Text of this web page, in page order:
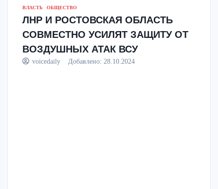
ВЛАСТЬ ОБЩЕСТВО
ЛНР И РОСТОВСКАЯ ОБЛАСТЬ
СОВМЕСТНО УСИЛЯТ ЗАЩИТУ ОТ
ВОЗДУШНЫХ АТАК ВСУ
voicedaily Добавлено: 28.10.2024